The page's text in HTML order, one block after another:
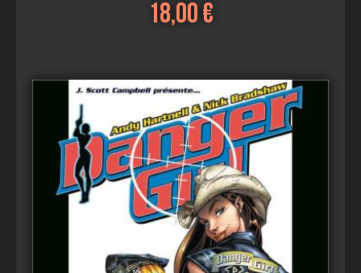
Voir
Ajouter au panier
18,00 €